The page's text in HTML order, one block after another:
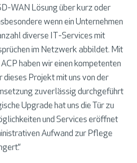
WAN Lösung über kurz oder
wenn ein Unternehmen
diverse IT-Services mit
im Netzwerk abbildet. Mit
haben wir einen kompetenten
dieses Projekt mit uns von der
zuverlässig durchgeführt
Upgrade hat uns die Tür zu
und Services eröffnet
Aufwand zur Pflege